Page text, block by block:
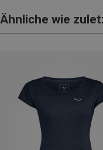
Ähnliche wie